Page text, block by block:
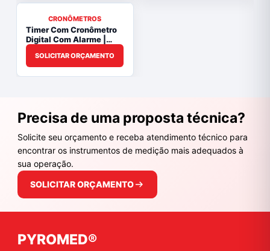
CRONÔMETROS
Timer Com Cronômetro
Digital Com Alarme |
PYROMED® PY0015.00
SOLICITAR ORÇAMENTO
Precisa de uma proposta técnica?
Solicite seu orçamento e receba atendimento técnico para
encontrar os instrumentos de medição mais adequados à
sua operação.
SOLICITAR ORÇAMENTO
PYROMED®